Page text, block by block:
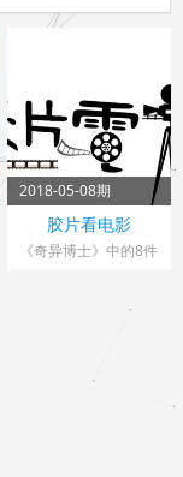
2018-05-08期
胶片看电影
《奇异博士》中的8件